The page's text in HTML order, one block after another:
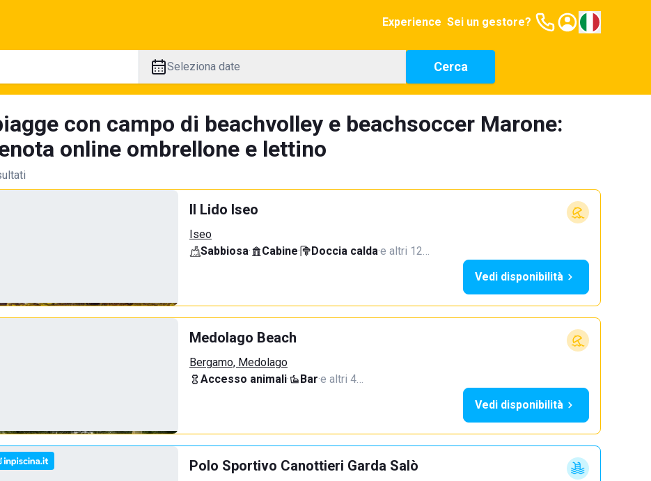
Experience Sei un gestore?
Seleziona date Cerca
con campo di beachvolley e beachsoccer Marone:
online ombrellone e lettino
Il Lido Iseo
Iseo
Sabbiosa· Cabine· Doccia calda·e altri 12…
Vedi disponibilità
Medolago Beach
Bergamo, Medolago
Accesso animali· Bar·e altri 4…
Vedi disponibilità
Polo Sportivo Canottieri Garda Salò